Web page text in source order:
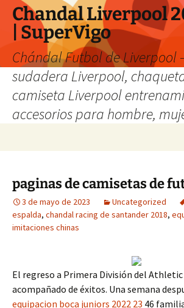
Chandal Liverpool
| SuperVigo
Chándal Futbol de Liverpool
sudadera Liverpool,
camiseta Liverpool
accesorios para hombre,
paginas de camisetas de
3 de mayo de 2023 Uncategorized
espalda, chandal racing de santander 2018,
imitaciones chinas
El regreso a Primera División del
acompañado de éxitos. Una semana
equipacion boca juniors 2022 23 46